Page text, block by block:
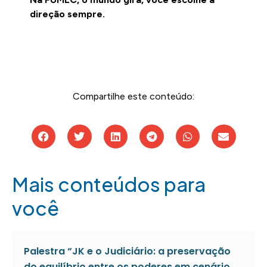
direção sempre.
Compartilhe este conteúdo:
Mais conteúdos para
você
Palestra “JK e o Judiciário: a preservação